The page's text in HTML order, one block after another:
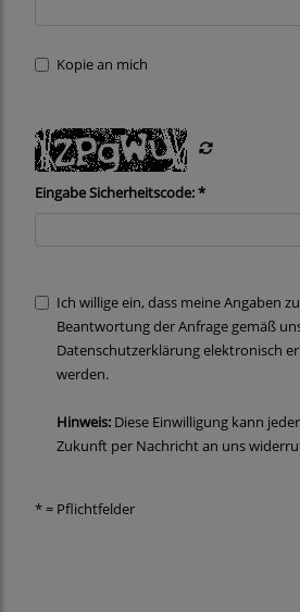
Kopie an mich
Eingabe Sicherheitscode: *
Ich willige ein, dass meine Angaben
Beantwortung der Anfrage gemäß
Datenschutzerklärungelektronisch
werden.
Hinweis: Diese Einwilligung kann
Zukunft per Nachricht an uns
* = Pflichtfelder